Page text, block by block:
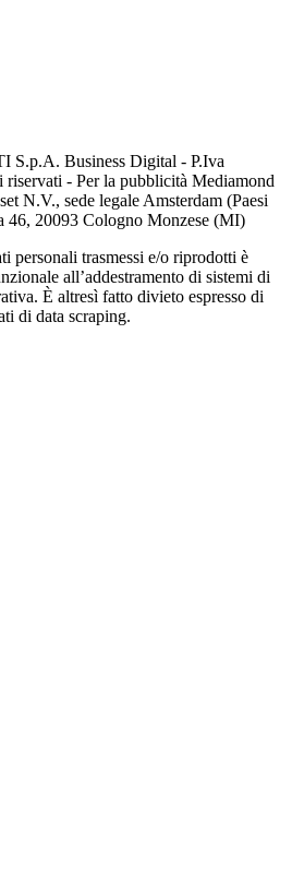
S.p.A. Business Digital - P.Iva
- Per la pubblicità Mediamond
N.V., sede legale Amsterdam (Paesi
46, 20093 Cologno Monzese (MI)
personali trasmessi e/o riprodotti è
all’addestramento di sistemi di
È altresì fatto divieto espresso di
di data scraping.